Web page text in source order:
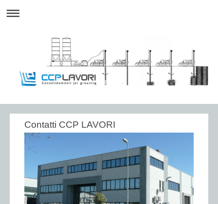
Contatti CCP LAVORI